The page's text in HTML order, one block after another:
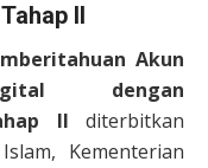
II
Akun
dengan
II diterbitkan
Kementerian